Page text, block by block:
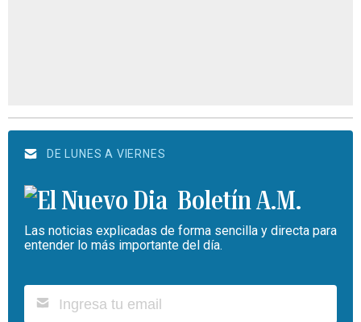
DE LUNES A VIERNES
Boletín A.M.
Las noticias explicadas de forma sencilla y directa para
entender lo más importante del día.